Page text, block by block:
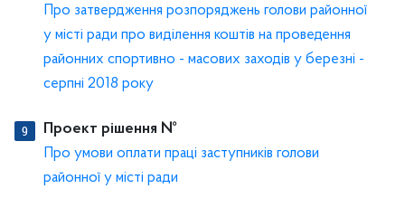
Про затвердження розпоряджень голови районної
у місті ради про виділення коштів на проведення
районних спортивно - масових заходів у березні -
серпні 2018 року
Проект рішення №
Про умови оплати праці заступників голови
районної у місті ради